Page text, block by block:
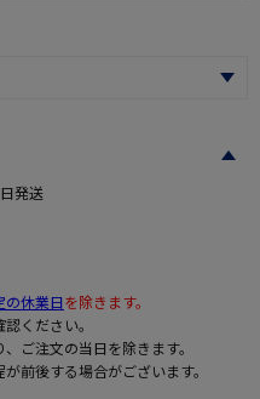
発送
の休業日を除きます。
ください。
ご注文の当日を除きます。
前後する場合がございます。